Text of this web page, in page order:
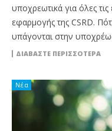
υποχρεωτικά για όλες
εφαρμογής της CSRD.
υπάγονται στην
ΔΙΑΒΆΣΤΕ ΠΕΡΙΣΣΌΤΕΡΑ
Νέα